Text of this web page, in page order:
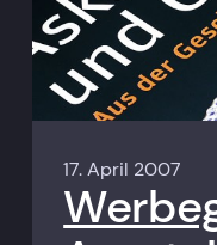
17. April 2007